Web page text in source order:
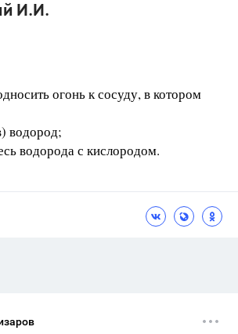
И.И.
огонь к сосуду, в котором
водорода с кислородом.